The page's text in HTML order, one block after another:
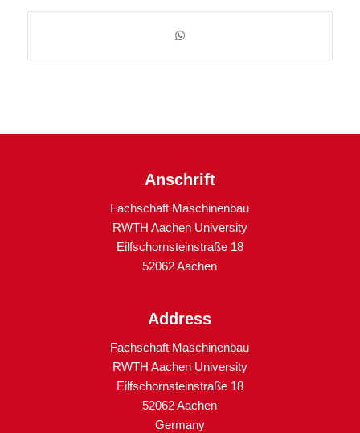
Anschrift
Fachschaft Maschinenbau
RWTH Aachen University
Eilfschornsteinstraße 18
52062 Aachen
Address
Fachschaft Maschinenbau
RWTH Aachen University
Eilfschornsteinstraße 18
52062 Aachen
Germany